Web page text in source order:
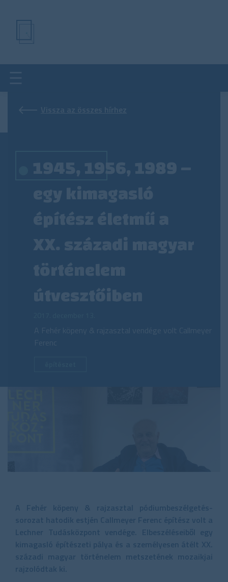
Vissza az összes hírhez
1945, 1956, 1989 –
egy kimagasló
építész életmű a
XX. századi magyar
történelem
útvesztőiben
A Fehér köpeny & rajzasztal vendége volt Callmeyer
Ferenc
A Fehér köpeny & rajzasztal pódiumbeszélgetés-
sorozat hatodik estjén Callmeyer Ferenc építész volt a
Lechner Tudásközpont vendége. Elbeszéléseiből egy
kimagasló építészeti pálya és a személyesen átélt XX.
századi magyar történelem metszetének mozaikjai
rajzolódtak ki.